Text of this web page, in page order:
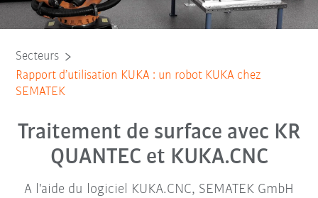
Secteurs
Rapport d’utilisation KUKA : un robot KUKA chez
SEMATEK
Traitement de surface avec KR
QUANTEC et KUKA.CNC
A l'aide du logiciel KUKA.CNC, SEMATEK GmbH